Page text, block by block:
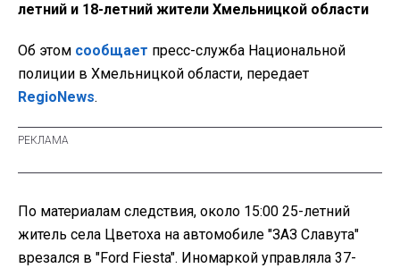
летний и 18-летний жители Хмельницкой области
Об этом сообщает пресс-служба Национальной
полиции в Хмельницкой области, передает
RegioNews.
По материалам следствия, около 15:00 25-летний
житель села Цветоха на автомобиле "ЗАЗ Славута"
врезался в "Ford Fiesta". Иномаркой управляла 37-